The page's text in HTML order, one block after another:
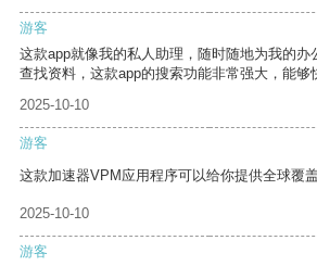
游客
这款app就像我的私人助理，随时随地为我的办
查找资料，这款app的搜索功能非常强大，能够
2025-10-10
游客
这款加速器VPM应用程序可以给你提供全球覆
2025-10-10
游客